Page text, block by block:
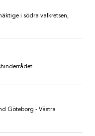
i södra valkretsen,
Göteborg - Västra